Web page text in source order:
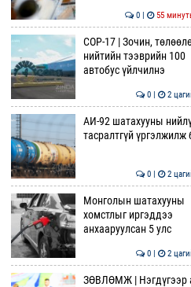
0 | 55
COP-17 | Зочин,
нийтийн тээврийн 100
автобус үйлчилнэ
0 | 2
АИ-92 шатахууны
тасралтгүй үргэлжилж
0 | 2
Монголын шатахууны
хомстлыг иргэддээ
анхааруулсан 5 улс
0 | 2
ЗӨВЛӨМЖ | Нэгдүгээр